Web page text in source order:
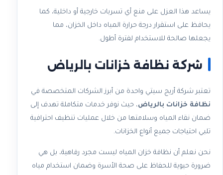
يساعد هذا العزل على منع أي تسربات خارجية أو داخلية، كما
يحافظ على استقرار درجة حرارة المياه داخل الخزان، مما
يجعلها صالحة للاستخدام لفترة أطول.
شركة نظافة خزانات بالرياض
تعتبر شركة أريج سيتي واحدة من أبرز الشركات المتخصصة في
نظافة خزانات بالرياض، حيث نوفر خدمات متكاملة تهدف إلى
ضمان نقاء المياه وسلامتها من خلال عمليات تنظيف احترافية
تلبي احتياجات جميع أنواع الخزانات.
نحن نعلم أن نظافة خزان المياه ليست مجرد رفاهية، بل هي
ضرورة حيوية للحفاظ على صحة الأسرة وضمان استخدام مياه